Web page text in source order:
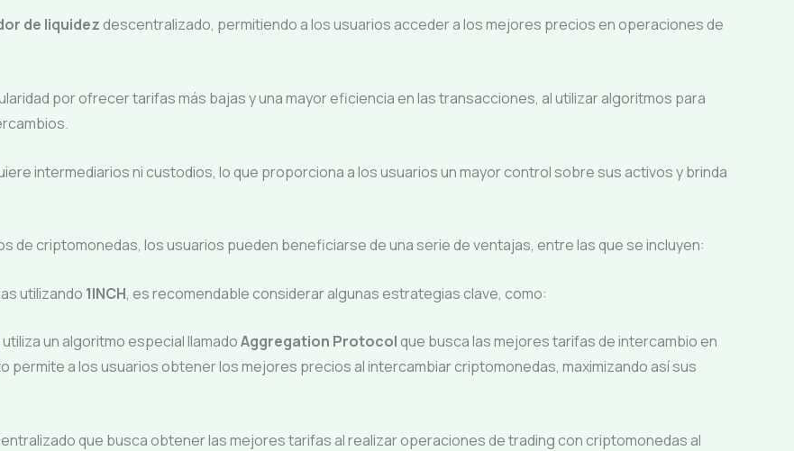
de liquidezdescentralizado, permitiendo a los usuarios acceder a los mejores precios en operaciones de
por ofrecer tarifas más bajas y una mayor eficiencia en las transacciones, al utilizar algoritmos para
intermediarios ni custodios, lo que proporciona a los usuarios un mayor control sobre sus activos y brinda
de criptomonedas, los usuarios pueden beneficiarse de una serie de ventajas, entre las que se incluyen:
utilizando 1INCH, es recomendable considerar algunas estrategias clave, como:
utiliza un algoritmo especial llamadoAggregation Protocolque busca las mejores tarifas de intercambio en
permite a los usuarios obtener los mejores precios al intercambiar criptomonedas, maximizando así sus
que busca obtener las mejores tarifas al realizar operaciones de trading con criptomonedas al